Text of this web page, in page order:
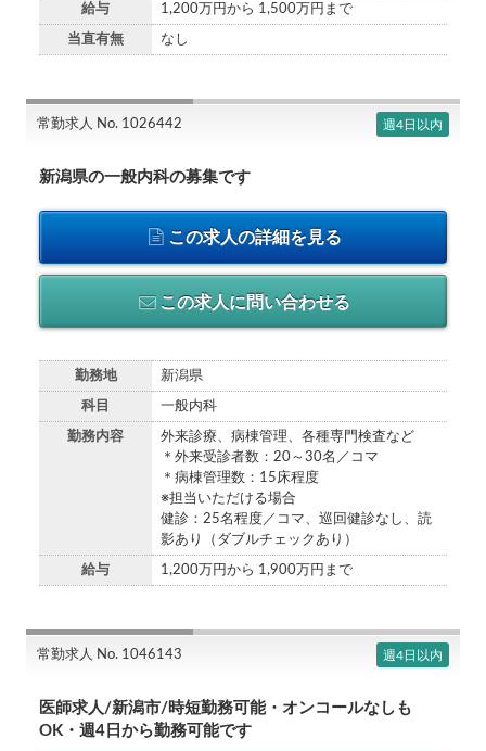
給与 1,200万円から 1,500万円まで
当直有無 なし
常勤求人 No. 1026442 週4日以内
新潟県の一般内科の募集です
この求人の詳細を見る
この求人に問い合わせる
勤務地 新潟県
科目 一般内科
勤務内容
外来診療、病棟管理、各種専門検査など
＊外来受診者数：20～30名／コマ
＊病棟管理数：15床程度
※担当いただける場合
健診：25名程度／コマ、巡回健診なし、読
影あり（ダブルチェックあり）
給与 1,200万円から 1,900万円まで
常勤求人 No. 1046143 週4日以内
医師求人/新潟市/時短勤務可能・オンコールなしも
OK・週4日から勤務可能です